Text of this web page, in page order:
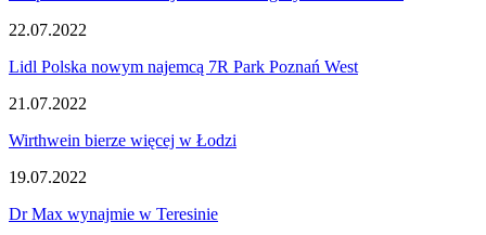
22.07.2022
Lidl Polska nowym najemcą 7R Park Poznań West
21.07.2022
Wirthwein bierze więcej w Łodzi
19.07.2022
Dr Max wynajmie w Teresinie